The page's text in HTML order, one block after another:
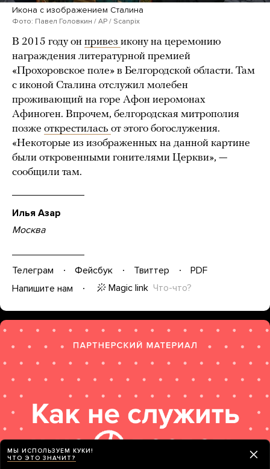
Икона с изображением Сталина
Фото: Павел Головкин / AP / Scanpix
В 2015 году он привез икону на церемонию
награждения литературной премией
«Прохоровское поле» в Белгородской области. Там
с иконой Сталина отслужил молебен
проживающий на горе Афон иеромонах
Афиноген. Впрочем, белгородская митрополия
позже открестилась от этого богослужения.
«Некоторые из изображенных на данной картине
были откровенными гонителями Церкви», —
сообщили там.
Илья Азар
Москва
Телеграм Фейсбук Твиттер
PDF
Напишите нам
Magic link Что-что?
МЫ ИСПОЛЬЗУЕМ КУКИ!
ЧТО ЭТО ЗНАЧИТ?